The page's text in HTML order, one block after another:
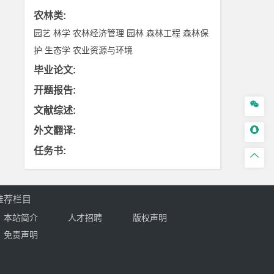
农林类:
园艺 林学 农林经济管理 园林 森林工程 森林保
护 生态学 农业资源与环境
毕业论文:
开题报告:
文献综述:
外文翻译:
任务书:



荐栏目
本站简介 人才招聘
版权声明
免责声明